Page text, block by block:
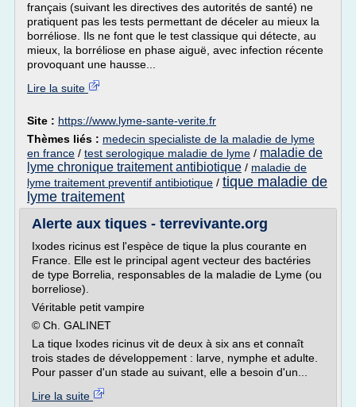
français (suivant les directives des autorités de santé) ne
pratiquent pas les tests permettant de déceler au mieux la
borréliose. Ils ne font que le test classique qui détecte, au
mieux, la borréliose en phase aiguë, avec infection récente
provoquant une hausse...
Lire la suite
Site : https://www.lyme-sante-verite.fr
Thèmes liés : medecin specialiste de la maladie de lyme
en france / test serologique maladie de lyme / maladie de
lyme chronique traitement antibiotique / maladie de
lyme traitement preventif antibiotique / tique maladie de
lyme traitement
Alerte aux tiques - terrevivante.org
Ixodes ricinus est l'espèce de tique la plus courante en
France. Elle est le principal agent vecteur des bactéries
de type Borrelia, responsables de la maladie de Lyme (ou
borreliose).
Véritable petit vampire
© Ch. GALINET
La tique Ixodes ricinus vit de deux à six ans et connaît
trois stades de développement : larve, nymphe et adulte.
Pour passer d'un stade au suivant, elle a besoin d'un...
Lire la suite